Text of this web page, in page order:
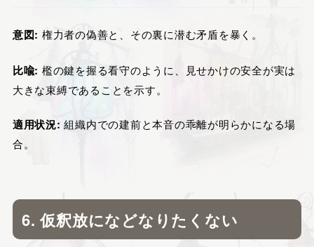
意図: 権力者の偽善と、その裏に潜む矛盾を暴く。
比喩: 檻の鍵を握る看守のように、見せかけの安全が実は
大きな束縛であることを示す。
適用状況: 組織内での建前と本音の乖離が明らかになる場
合。
6. 仮釈放になどなりたくない